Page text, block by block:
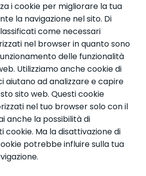
i cookie per migliorare la tua
la navigazione nel sito. Di
come necessari
nel browser in quanto sono
delle funzionalità
Utilizziamo anche cookie di
aiutano ad analizzare e capire
sito web. Questi cookie
nel tuo browser solo con il
anche la possibilità di
cookie. Ma la disattivazione di
potrebbe influire sulla tua